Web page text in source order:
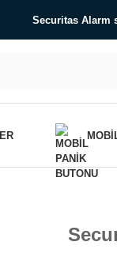
Securitas Alarm